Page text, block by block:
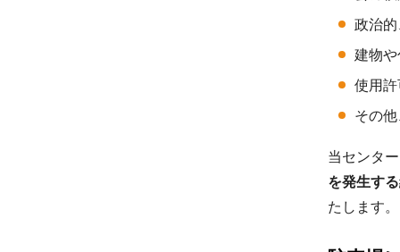
政治
建物
使用
その
当センタ
を発生す
たします。